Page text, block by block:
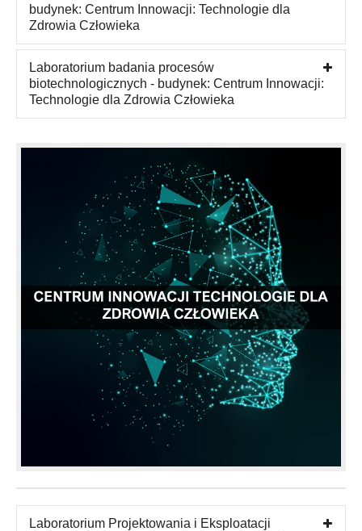
budynek: Centrum Innowacji: Technologie dla
Zdrowia Człowieka
Laboratorium badania procesów
biotechnologicznych - budynek: Centrum Innowacji:
Technologie dla Zdrowia Człowieka
Laboratorium Projektowania i Eksploatacji